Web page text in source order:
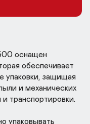
оснащен
обеспечивает
упаковки, защищая
и механических
транспортировки.
упаковывать